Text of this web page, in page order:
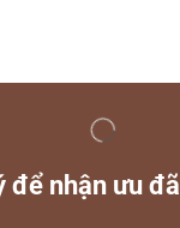
để nhận ưu